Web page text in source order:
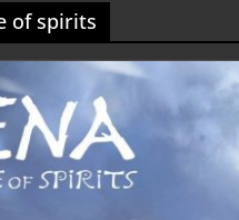
of spirits